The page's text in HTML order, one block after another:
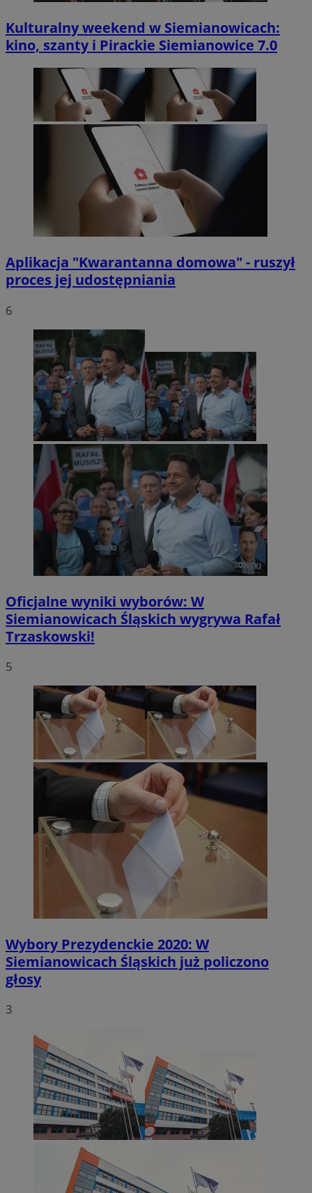
Kulturalny weekend w Siemianowicach:
kino, szanty i Pirackie Siemianowice 7.0
Aplikacja "Kwarantanna domowa" - ruszył
proces jej udostępniania
6
Oficjalne wyniki wyborów: W
Siemianowicach Śląskich wygrywa Rafał
Trzaskowski!
5
Wybory Prezydenckie 2020: W
Siemianowicach Śląskich już policzono
głosy
3